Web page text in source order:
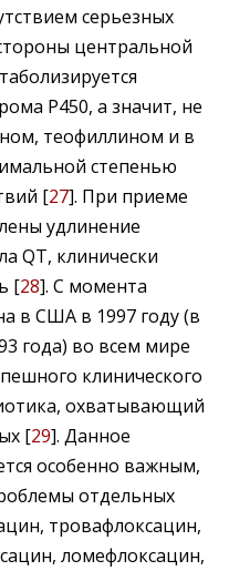
серьезных
центральной
Р450, а значит, не
теофиллином и в
степенью
[27]. При приеме
удлинение
QT, клинически
[28]. С момента
в США в 1997 году (в
года) во всем мире
клинического
охватывающий
[29]. Данное
особенно важным,
отдельных
тровафлоксацин,
ломефлоксацин,